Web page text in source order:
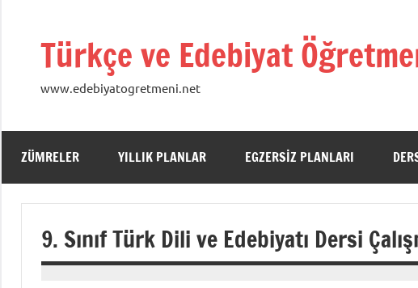
Türkçe ve Edebiyat
www.edebiyatogretmeni.net
ZÜMRELER YILLIK PLANLAR EGZERSIZ PLANLARI
9. Sınıf Türk Dili ve Edebiyatı Dersi